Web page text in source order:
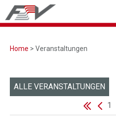
Home > Veranstaltungen
ALLE VERANSTALTUNGEN
1